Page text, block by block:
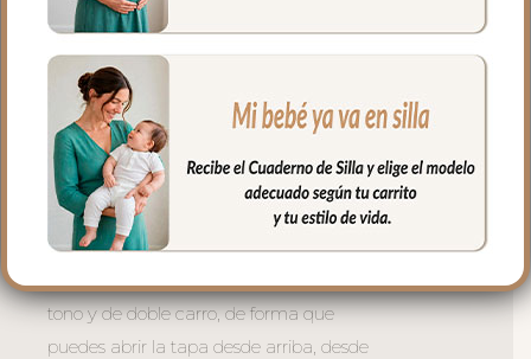
de arenes de todo tipo de sillas.
permitir plegar las sillas que tienen cierre
de libro.
En la zona de los pies una trasera elástica
para sujetar la funda en la parte de
abajo.
La tapa del saco va sujeta a la funda
tono y de doble carro, de forma que
puedes abrir la tapa desde arriba, desde